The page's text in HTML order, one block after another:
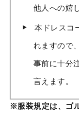
他人への嬉
本ドレスコ
れますので
事前に十分
言えます。
※服装規定は、ゴ